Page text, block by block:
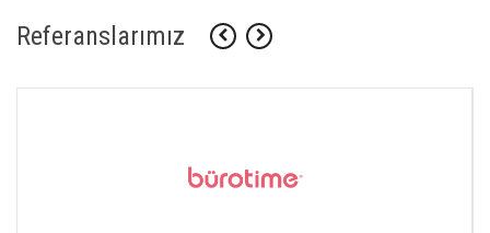
Referanslarımız